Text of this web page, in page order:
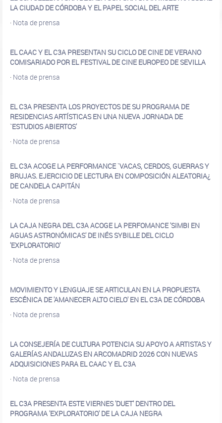
LA CIUDAD DE CÓRDOBA Y EL PAPEL SOCIAL DEL ARTE
· Nota de prensa
EL CAAC Y EL C3A PRESENTAN SU CICLO DE CINE DE VERANO
COMISARIADO POR EL FESTIVAL DE CINE EUROPEO DE SEVILLA
· Nota de prensa
EL C3A PRESENTA LOS PROYECTOS DE SU PROGRAMA DE
RESIDENCIAS ARTÍSTICAS EN UNA NUEVA JORNADA DE
`ESTUDIOS ABIERTOS'
· Nota de prensa
EL C3A ACOGE LA PERFORMANCE `VACAS, CERDOS, GUERRAS Y
BRUJAS. EJERCICIO DE LECTURA EN COMPOSICIÓN ALEATORIA¿
DE CANDELA CAPITÁN
· Nota de prensa
LA CAJA NEGRA DEL C3A ACOGE LA PERFOMANCE 'SIMBI EN
AGUAS ASTRONÓMICAS' DE INÉS SYBILLE DEL CICLO
'EXPLORATORIO'
· Nota de prensa
MOVIMIENTO Y LENGUAJE SE ARTICULAN EN LA PROPUESTA
ESCÉNICA DE 'AMANECER ALTO CIELO' EN EL C3A DE CÓRDOBA
· Nota de prensa
LA CONSEJERÍA DE CULTURA POTENCIA SU APOYO A ARTISTAS Y
GALERÍAS ANDALUZAS EN ARCOMADRID 2026 CON NUEVAS
ADQUISICIONES PARA EL CAAC Y EL C3A
· Nota de prensa
EL C3A PRESENTA ESTE VIERNES 'DUET' DENTRO DEL
PROGRAMA 'EXPLORATORIO' DE LA CAJA NEGRA